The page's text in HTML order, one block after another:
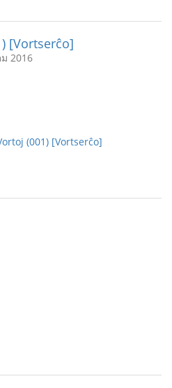
[Vortserĉo]
2016
(001) [Vortserĉo]